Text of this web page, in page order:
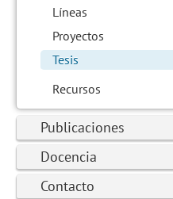
Líneas
Proyectos
Tesis
Recursos
Publicaciones
Docencia
Contacto